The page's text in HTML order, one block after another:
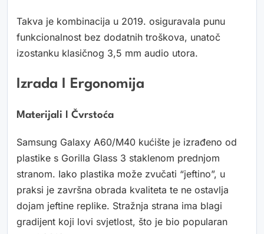
Takva je kombinacija u 2019. osiguravala punu
funkcionalnost bez dodatnih troškova, unatoč
izostanku klasičnog 3,5 mm audio utora.
Izrada I Ergonomija
Materijali I Čvrstoća
Samsung Galaxy A60/M40 kućište je izrađeno od
plastike s Gorilla Glass 3 staklenom prednjom
stranom. Iako plastika može zvučati “jeftino”, u
praksi je završna obrada kvaliteta te ne ostavlja
dojam jeftine replike. Stražnja strana ima blagi
gradijent koji lovi svjetlost, što je bio popularan